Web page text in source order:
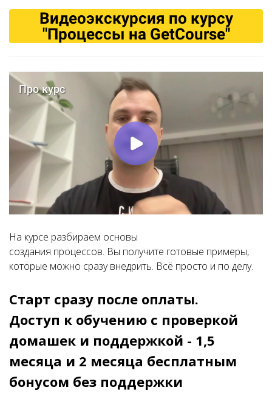
Видеоэкскурсия по курсу
"Процессы на GetCourse"
На курсе разбираем основы
создания процессов. Вы получите готовые примеры,
которые можно сразу внедрить. Всё просто и по делу.
Старт сразу после оплаты.
Доступ к обучению с проверкой
домашек и поддержкой - 1,5
месяца и 2 месяца бесплатным
бонусом без поддержки